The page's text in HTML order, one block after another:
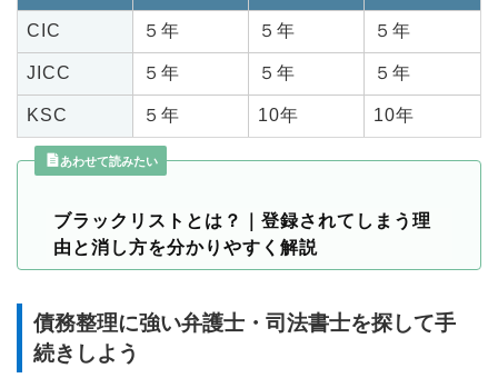
CIC ５年 ５年 ５年
JICC ５年 ５年 ５年
KSC ５年 10年 10年
あわせて読みたい
ブラックリストとは？｜登録されてしまう理
由と消し方を分かりやすく解説
債務整理に強い弁護士・司法書士を探して手
続きしよう